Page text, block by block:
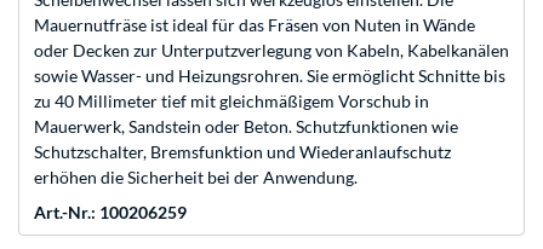
Mauernutfräse ist ideal für das Fräsen von Nuten in Wände
oder Decken zur Unterputzverlegung von Kabeln, Kabelkanälen
sowie Wasser- und Heizungsrohren. Sie ermöglicht Schnitte bis
zu 40 Millimeter tief mit gleichmäßigem Vorschub in
Mauerwerk, Sandstein oder Beton. Schutzfunktionen wie
Schutzschalter, Bremsfunktion und Wiederanlaufschutz
erhöhen die Sicherheit bei der Anwendung.
Art.-Nr.: 100206259